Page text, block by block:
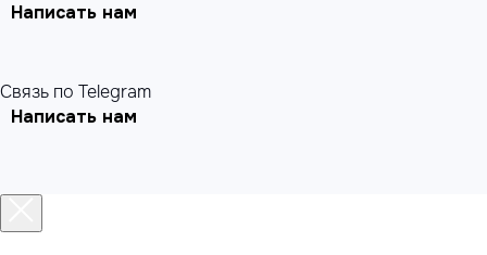
Написать нам
Связь по Telegram
Написать нам